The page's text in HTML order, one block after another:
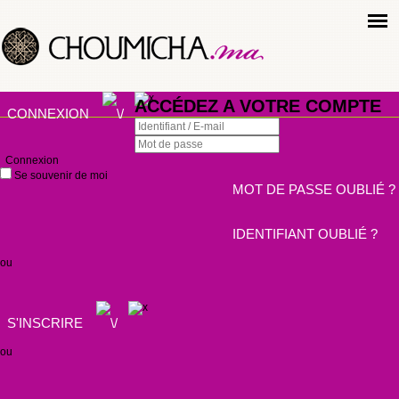
CONNEXION ACCÉDEZ A VOTRE COMPTE
Connexion
Se souvenir de moi
MOT DE PASSE OUBLIÉ ?
IDENTIFIANT OUBLIÉ ?
ou
S'INSCRIRE
ou